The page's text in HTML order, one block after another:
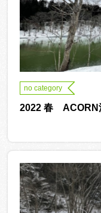
no category
2022 春 ACORN